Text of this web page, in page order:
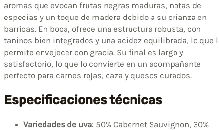
aromas que evocan frutas negras maduras, notas de
especias y un toque de madera debido a su crianza en
barricas. En boca, ofrece una estructura robusta, con
taninos bien integrados y una acidez equilibrada, lo que
permite envejecer con gracia. Su final es largo y
satisfactorio, lo que lo convierte en un acompañante
perfecto para carnes rojas, caza y quesos curados.
Especificaciones técnicas
Variedades de uva: 50% Cabernet Sauvignon, 30%